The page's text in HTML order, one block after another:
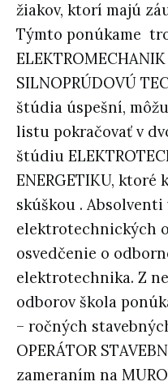
žiakov, ktorí majú
Týmto ponúkame
SILNOPRÚDOVÚ
štúdia úspešní,
listu pokračovať v
štúdiu
ENERGETIKU,
skúškou .
elektrotechnických
osvedčenie o
elektrotechnika. Z
odborov škola
– ročných
OPERÁTOR
zameraním na